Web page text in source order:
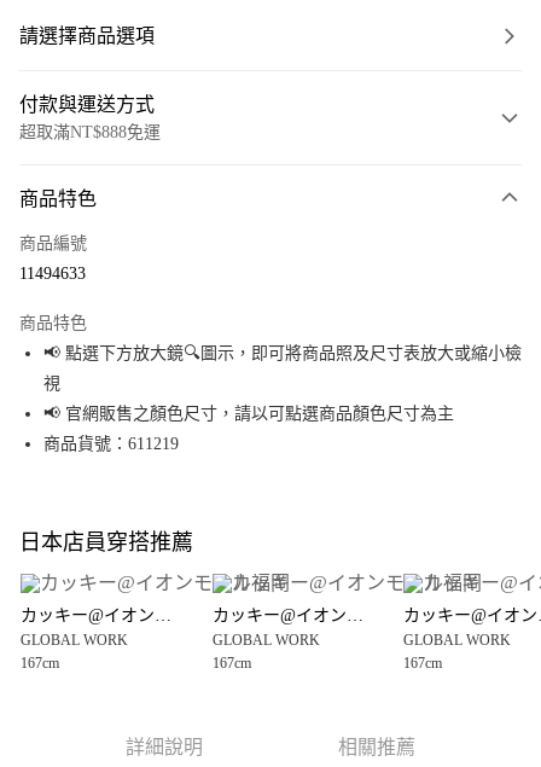
請選擇商品選項
付款與運送方式
超取滿NT$888免運
信用卡一次付款
Apple Pay
街口支付
悠遊付
全盈+PAY
大哥付你分期
【大哥付你分期使用說明】
1.本服務由台灣大哥大提供，台灣大哥大用戶可立即使用無須另外申請。
2.付款方式選擇「大哥付你分期」，訂單成立後會自動跳轉到大哥付的交易
3.實際核准額度、可分期數及費用金額請依後續交易確認頁面所載為準。
4.訂單成立30分鐘內，如未前往確認交易或遇審核未通過，訂單將自動取
AFTEE先享後付
商品特色
商品編號
11494633
商品特色
📢 點選下方放大鏡🔍圖示，即可將商品照及尺寸表放大或縮小檢
視
📢 官網販售之顏色尺寸，請以可點選商品顏色尺寸為主
商品貨號：611219
日本店員穿搭推薦
カッキー@イオンモール福岡
GLOBAL WORK
167cm
カッキー@イオンモール福岡
GLOBAL WORK
167cm
カ
GLOBAL WORK
167cm
詳細說明 相關推薦